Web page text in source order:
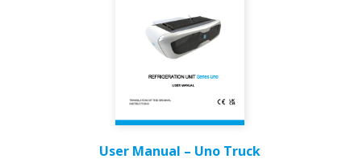
User Manual – Uno Truck​